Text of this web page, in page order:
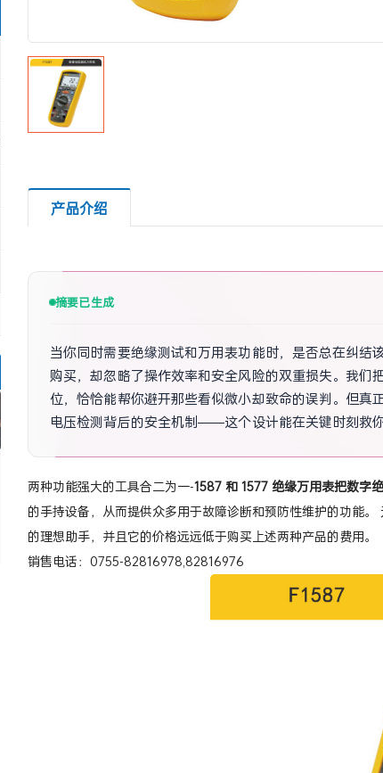
产品介绍
摘要已生成
当你同时需要绝缘测试和万用表功能时，是否总在纠
购买，却忽略了操作效率和安全风险的双重损失。我们
位，恰恰能帮你避开那些看似微小却致命的误判。但
电压检测背后的安全机制——这个设计能在关键时刻救
两种功能强大的工具合二为一-1587 和 1577 绝缘万用表把数字
的手持设备，从而提供众多用于故障诊断和预防性维护的功能
的理想助手，并且它的价格远远低于购买上述两种产品的费用。
销售电话：0755-82816978,82816976